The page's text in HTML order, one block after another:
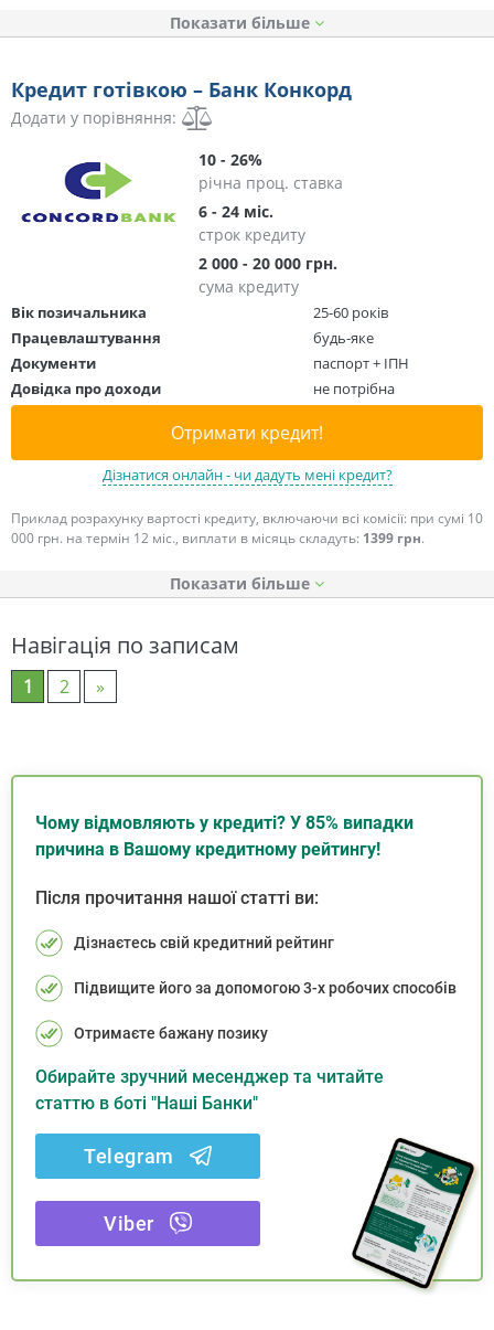
Показати
Кредит готівкою – Банк Конкорд
Додати у порівняння:
10 - 26%
річна проц. ставка
6 - 24 міс.
строк кредиту
2 000 - 20 000 грн.
сума кредиту
Вік позичальника
25-60 років
Працевлаштування
будь-яке
Документи
паспорт + ІПН
Довідка про доходи
не потрібна
Отримати кредит!
Дізнатися онлайн - чи дадуть мені кредит?
Приклад розрахунку вартості кредиту, включаючи всі комісії: при сумі 10
000 грн. на термін 12 міс., виплати в місяць складуть: 1399 грн.
Показати
Навігація по записам
1 2 »
Чому відмовляють у кредиті? У 85% випадки
причина в Вашому кредитному рейтингу!
Після прочитання нашої статті ви:
Дізнаєтесь свій кредитний рейтинг
Підвищите його за допомогою 3-х робочих способів
Отримаєте бажану позику
Обирайте зручний месенджер та читайте
статтю в боті "Наші Банки"
Telegram
Viber